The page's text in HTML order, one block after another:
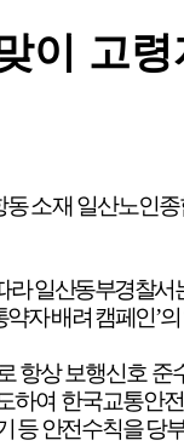
이 고
동소재 일산노인
라 일산동부경찰서
약자 배려 캠페인’의
항상 보행신호 준
하여 한국교통안
등 안전수칙을 당